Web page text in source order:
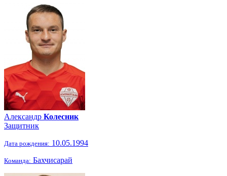
Александр Колесник
Защитник
Дата рождения: 10.05.1994
Команда: Бахчисарай